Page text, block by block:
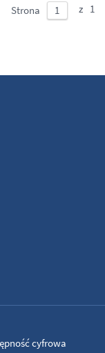
Strona
cyfrowa